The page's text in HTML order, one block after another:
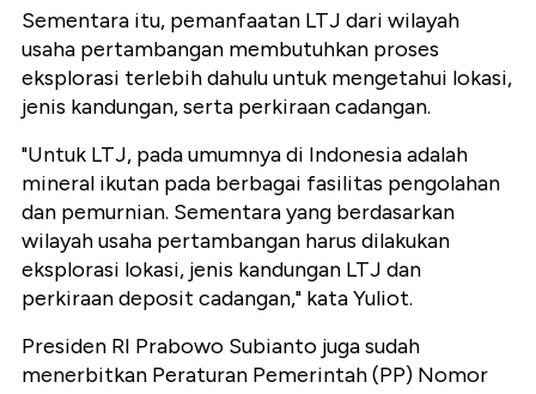
Sementara itu, pemanfaatan LTJ dari wilayah
usaha pertambangan membutuhkan proses
eksplorasi terlebih dahulu untuk mengetahui lokasi,
jenis kandungan, serta perkiraan cadangan.
"Untuk LTJ, pada umumnya di Indonesia adalah
mineral ikutan pada berbagai fasilitas pengolahan
dan pemurnian. Sementara yang berdasarkan
wilayah usaha pertambangan harus dilakukan
eksplorasi lokasi, jenis kandungan LTJ dan
perkiraan deposit cadangan," kata Yuliot.
Presiden RI Prabowo Subianto juga sudah
menerbitkan Peraturan Pemerintah (PP) Nomor